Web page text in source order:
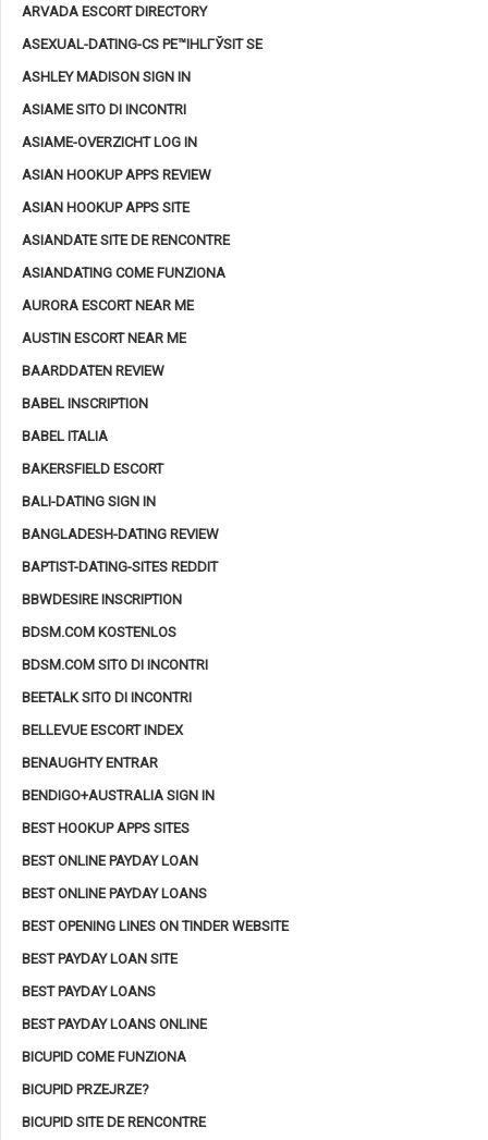
ARVADA ESCORT DIRECTORY
ASEXUAL-DATING-CS PЕ™IHLГЎSIT SE
ASHLEY MADISON SIGN IN
ASIAME SITO DI INCONTRI
ASIAME-OVERZICHT LOG IN
ASIAN HOOKUP APPS REVIEW
ASIAN HOOKUP APPS SITE
ASIANDATE SITE DE RENCONTRE
ASIANDATING COME FUNZIONA
AURORA ESCORT NEAR ME
AUSTIN ESCORT NEAR ME
BAARDDATEN REVIEW
BABEL INSCRIPTION
BABEL ITALIA
BAKERSFIELD ESCORT
BALI-DATING SIGN IN
BANGLADESH-DATING REVIEW
BAPTIST-DATING-SITES REDDIT
BBWDESIRE INSCRIPTION
BDSM.COM KOSTENLOS
BDSM.COM SITO DI INCONTRI
BEETALK SITO DI INCONTRI
BELLEVUE ESCORT INDEX
BENAUGHTY ENTRAR
BENDIGO+AUSTRALIA SIGN IN
BEST HOOKUP APPS SITES
BEST ONLINE PAYDAY LOAN
BEST ONLINE PAYDAY LOANS
BEST OPENING LINES ON TINDER WEBSITE
BEST PAYDAY LOAN SITE
BEST PAYDAY LOANS
BEST PAYDAY LOANS ONLINE
BICUPID COME FUNZIONA
BICUPID PRZEJRZE?
BICUPID SITE DE RENCONTRE